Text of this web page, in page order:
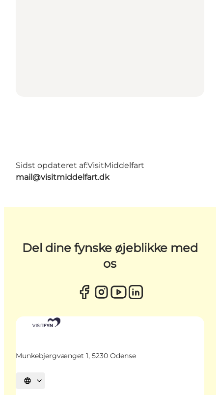
Sidst opdateret af:VisitMiddelfart
mail@visitmiddelfart.dk
Del dine fynske øjeblikke med
os
Munkebjergvænget 1, 5230 Odense
Vælg sprog